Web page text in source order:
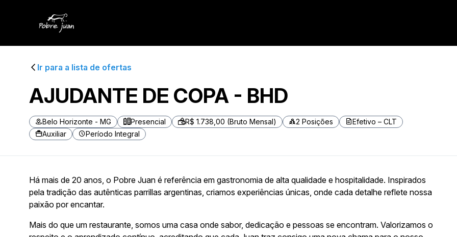
Ir para a lista de ofertas
AJUDANTE DE COPA - BHD
Belo Horizonte - MG Presencial R$ 1.738,00 (Bruto Mensal) 2 Posições
Efetivo – CLT
Auxiliar
Período Integral
Há mais de 20 anos, o Pobre Juan é referência em gastronomia de alta qualidade e hospitalidade. Inspirados
pela tradição das autênticas parrillas argentinas, criamos experiências únicas, onde cada detalhe reflete nossa
paixão por encantar.
Mais do que um restaurante, somos uma casa onde sabor, dedicação e pessoas se encontram. Valorizamos o